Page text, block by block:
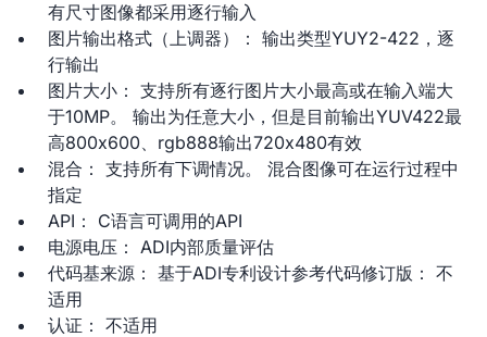
有尺寸图像都采用逐行输入
图片输出格式（上调器）： 输出类型YUY2-422，逐
行输出
图片大小： 支持所有逐行图片大小最高或在输入端大
于10MP。 输出为任意大小，但是目前输出YUV422最
高800x600、rgb888输出720x480有效
混合： 支持所有下调情况。 混合图像可在运行过程中
指定
API： C语言可调用的API
电源电压： ADI内部质量评估
代码基来源： 基于ADI专利设计参考代码修订版： 不
适用
认证： 不适用